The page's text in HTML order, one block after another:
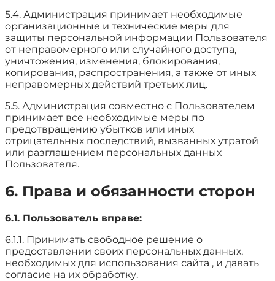
5.4. Администрация принимает необходимые
организационные и технические меры для
защиты персональной информации Пользователя
от неправомерного или случайного доступа,
уничтожения, изменения, блокирования,
копирования, распространения, а также от иных
неправомерных действий третьих лиц.
5.5. Администрация совместно с Пользователем
принимает все необходимые меры по
предотвращению убытков или иных
отрицательных последствий, вызванных утратой
или разглашением персональных данных
Пользователя.
6. Права и обязанности сторон
6.1. Пользователь вправе:
6.1.1. Принимать свободное решение о
предоставлении своих персональных данных,
необходимых для использования сайта , и давать
согласие на их обработку.